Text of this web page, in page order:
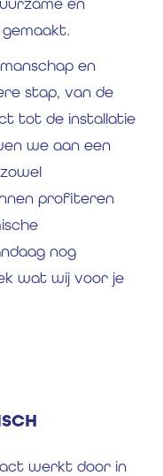
en
stap, van de
tot de installatie
we aan een
profiteren
nog
wat wij voor je
werkt door in